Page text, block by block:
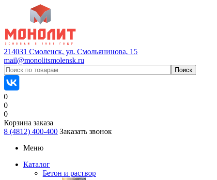
214031 Смоленск, ул. Смольянинова, 15
mail@monolitsmolensk.ru
0
0
0
Корзина заказа
8 (4812) 400-400 Заказать звонок
Меню
Каталог
Бетон и раствор